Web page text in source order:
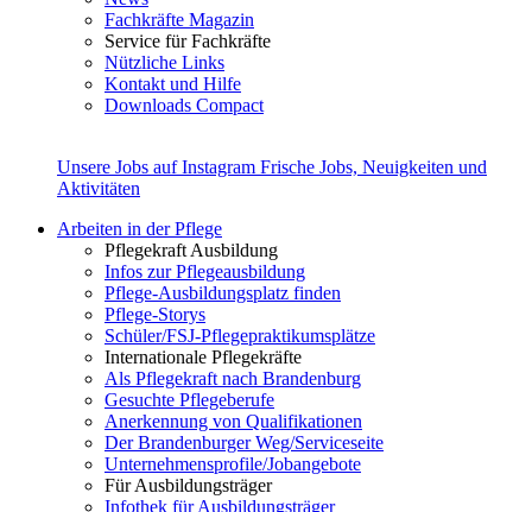
Fachkräfte Magazin
Service für Fachkräfte
Nützliche Links
Kontakt und Hilfe
Downloads Compact
Unsere Jobs auf Instagram Frische Jobs, Neuigkeiten und
Aktivitäten
Arbeiten in der Pflege
Pflegekraft Ausbildung
Infos zur Pflegeausbildung
Pflege-Ausbildungsplatz finden
Pflege-Storys
Schüler/FSJ-Pflegepraktikumsplätze
Internationale Pflegekräfte
Als Pflegekraft nach Brandenburg
Gesuchte Pflegeberufe
Anerkennung von Qualifikationen
Der Brandenburger Weg/Serviceseite
Unternehmensprofile/Jobangebote
Für Ausbildungsträger
Infothek für Ausbildungsträger